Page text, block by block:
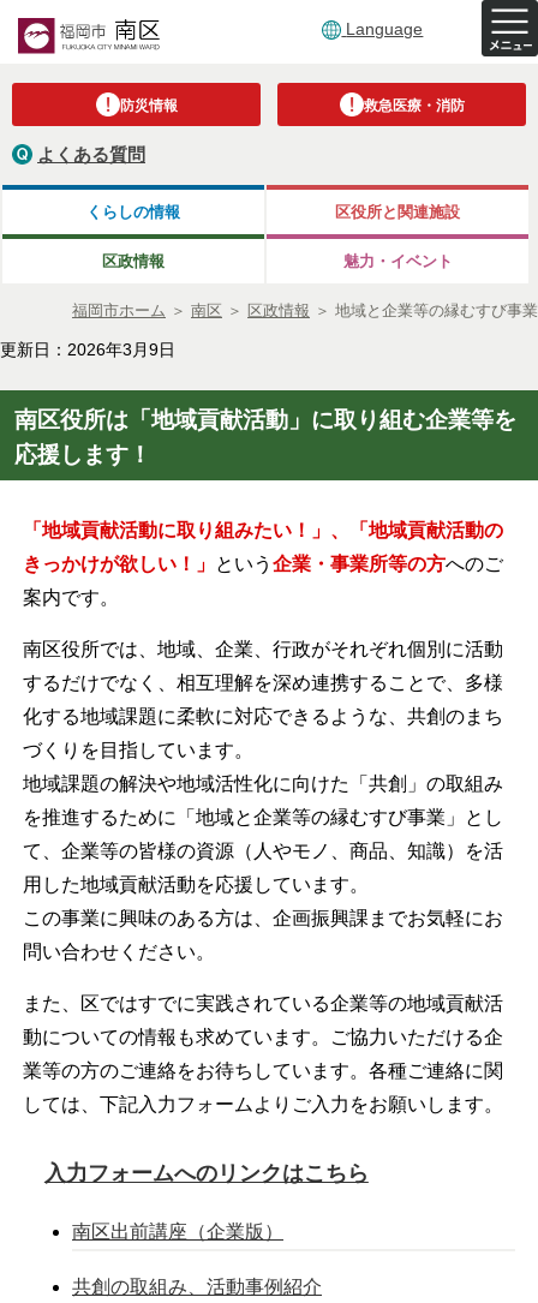
Language
防災情報 救急医療・消防
よくある質問
くらしの情報 区役所と関連施設
区政情報 魅力・イベント
福岡市ホーム ＞ 南区 ＞ 区政情報 ＞ 地域と企業等の縁むすび事業
更新日：2026年3月9日
南区役所は「地域貢献活動」に取り組む企業等を
応援します！
「地域貢献活動に取り組みたい！」、「地域貢献活動の
きっかけが欲しい！」
という 企業・事業所等の方へのご
案内です。
南区役所では、地域、企業、行政がそれぞれ個別に活動
するだけでなく、相互理解を深め連携することで、多様
化する地域課題に柔軟に対応できるような、共創のまち
づくりを目指しています。
地域課題の解決や地域活性化に向けた「共創」の取組み
を推進するために「地域と企業等の縁むすび事業」とし
て、企業等の皆様の資源（人やモノ、商品、知識）を活
用した地域貢献活動を応援しています。
この事業に興味のある方は、企画振興課までお気軽にお
問い合わせください。
また、区ではすでに実践されている企業等の地域貢献活
動についての情報も求めています。ご協力いただける企
業等の方のご連絡をお待ちしています。各種ご連絡に関
しては、下記入力フォームよりご入力をお願いします。
入力フォームへのリンクはこちら
南区出前講座（企業版）
共創の取組み、活動事例紹介